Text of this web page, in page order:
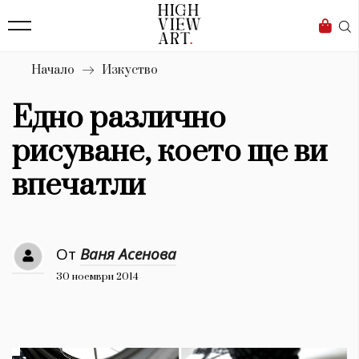
Бизнес
Мода
Dialogue
Изкуство
4340
Дизайн
Книги
Начало Изкуство
Едно различно
рисуване, което ще ви
впечатли
От Ваня Асенова
30 ноември 2014